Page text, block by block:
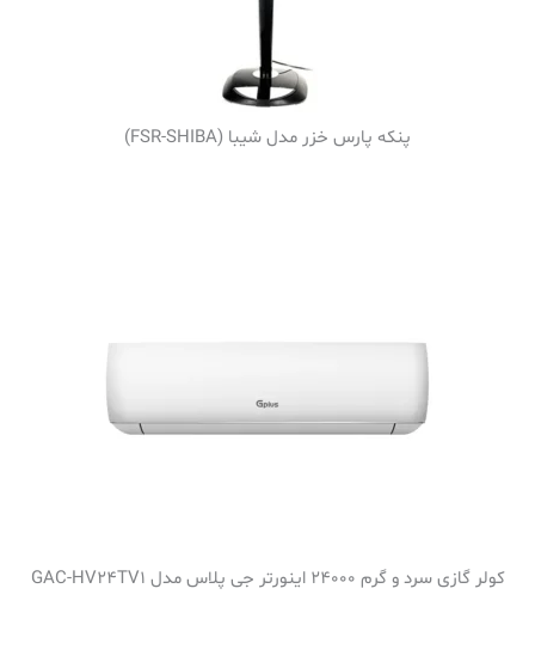
پنکه پارس خزر مدل شیبا (FSR-SHIBA)
کولر گازی سرد و گرم 24000 اینورتر جی پلاس مدل GAC-HV24TV1